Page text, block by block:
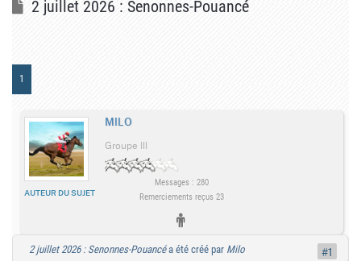
2 juillet 2026 : Senonnes-Pouancé
1
MILO
AUTEUR DU SUJET
Groupe III
Messages : 280
Remerciements reçus 23
2 juillet 2026 : Senonnes-Pouancéa été créé par Milo #1